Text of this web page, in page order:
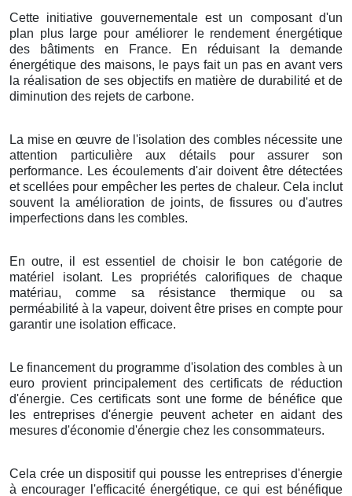
Cette initiative gouvernementale est un composant d'un
plan plus large pour améliorer le rendement énergétique
des bâtiments en France. En réduisant la demande
énergétique des maisons, le pays fait un pas en avant vers
la réalisation de ses objectifs en matière de durabilité et de
diminution des rejets de carbone.
La mise en œuvre de l'isolation des combles nécessite une
attention particulière aux détails pour assurer son
performance. Les écoulements d'air doivent être détectées
et scellées pour empêcher les pertes de chaleur. Cela inclut
souvent la amélioration de joints, de fissures ou d'autres
imperfections dans les combles.
En outre, il est essentiel de choisir le bon catégorie de
matériel isolant. Les propriétés calorifiques de chaque
matériau, comme sa résistance thermique ou sa
perméabilité à la vapeur, doivent être prises en compte pour
garantir une isolation efficace.
Le financement du programme d'isolation des combles à un
euro provient principalement des certificats de réduction
d'énergie. Ces certificats sont une forme de bénéfice que
les entreprises d'énergie peuvent acheter en aidant des
mesures d'économie d'énergie chez les consommateurs.
Cela crée un dispositif qui pousse les entreprises d'énergie
à encourager l'efficacité énergétique, ce qui est bénéfique